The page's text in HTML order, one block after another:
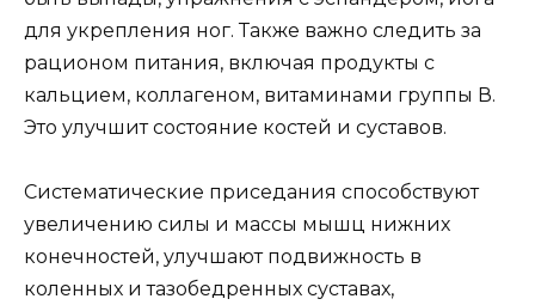
для укрепления ног. Также важно следить за
рационом питания, включая продукты с
кальцием, коллагеном, витаминами группы В.
Это улучшит состояние костей и суставов.
Систематические приседания способствуют
увеличению силы и массы мышц нижних
конечностей, улучшают подвижность в
коленных и тазобедренных суставах,